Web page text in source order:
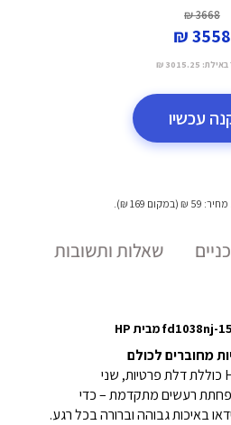
3668 ₪
3558 ₪
באילת: 3015.25 ₪
עכשיו
. מחיר: 59 ₪ (במקום 169 ₪).
שאלות ותשובות
מחוברים לכולם
מצלמת HP True Vision כוללת דלת פרטיות, שני
הפחתת רעשים מתקדמת – כדי
באיכות גבוהה וברורה בכל רגע.